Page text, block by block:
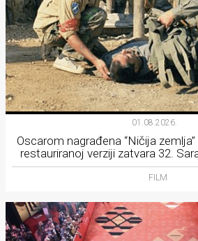
01.08.2026.
Oscarom nagrađena “Ničija
restauriranoj verziji zatvara 32.
FILM